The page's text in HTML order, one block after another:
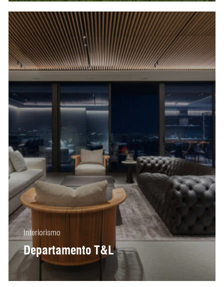
Interiorismo
Departamento T&L